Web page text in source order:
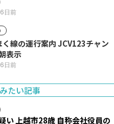
日前
行案内 JCV123チャン
表示
日前
たい記事
い 上越市28歳 自称会社役員の